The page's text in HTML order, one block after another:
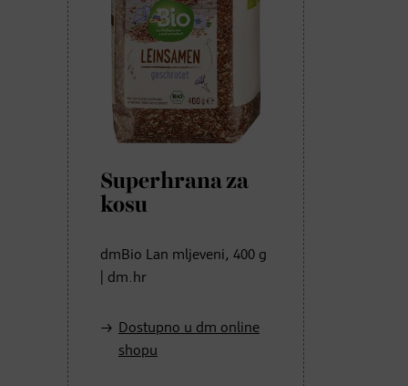
Superhrana za
kosu
dmBio Lan mljeveni, 400 g
| dm.hr
Dostupno u dm online
shopu